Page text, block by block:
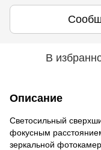
В
Описание
Светосильный
фокусным
зеркальной